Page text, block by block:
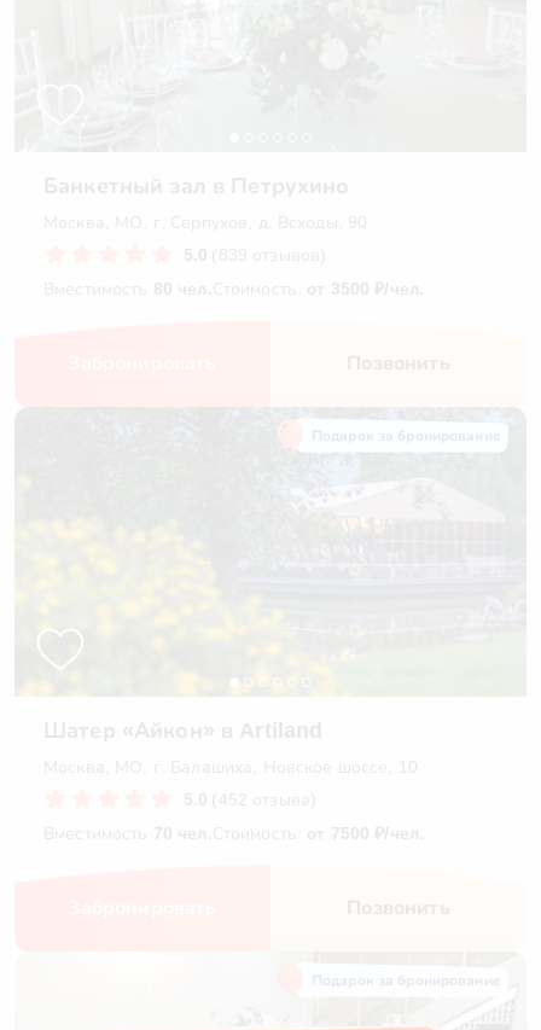
Банкетный зал в Петрухино
Москва, МО, г. Серпухов, д. Всходы, 90
5.0 (839 отзывов)
Вместимость 80 чел.Стоимость: от 3500 ₽/чел.
Позвонить
Шатер «Айкон» в Artiland
Москва, МО, г. Балашиха, Новское шоссе, 10
5.0 (452 отзыва)
Вместимость 70 чел.Стоимость: от 7500 ₽/чел.
Позвонить